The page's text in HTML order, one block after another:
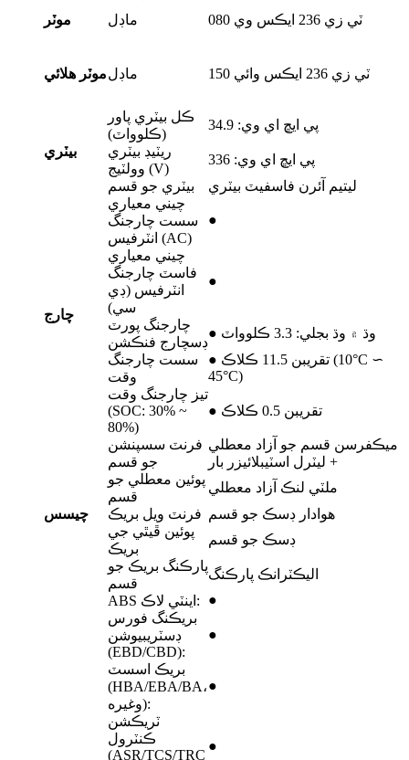
موٽر ماڊل ٽي زي 236 ايڪس وي 080
موٽر هلائيماڊل ٽي زي 236 ايڪس وائي 150
بيٽري
ڪل بيٽري پاور
(ڪلوواٽ)
پي ايڇ اي وي: 34.9
ريٽيڊ بيٽري
وولٽيج (V)
پي ايڇ اي وي: 336
بيٽري جو قسم
ليتيم آئرن فاسفيٽ بيٽري
چارج
چيني معياري
سست چارجنگ
انٽرفيس (AC)
●
چيني معياري
فاسٽ چارجنگ
انٽرفيس (ڊي
سي)
●
چارجنگ پورٽ
ڊسچارج فنڪشن
● وڌ ۾ وڌ بجلي: 3.3 ڪلوواٽ
سست چارجنگ
وقت
● تقريبن 11.5 ڪلاڪ (10°C ∽
45°C)
تيز چارجنگ وقت
(SOC: 30% ~
80%)
● تقريبن 0.5 ڪلاڪ
چيسس
فرنٽ سسپنشن
جو قسم
ميڪفرسن قسم جو آزاد معطلي
+ ليٽرل اسٽيبلائيزر بار
پوئين معطلي جو
قسم
ملٽي لنڪ آزاد معطلي
فرنٽ ويل بريڪ هوادار ڊسڪ جو قسم
پوئين ڦيٿي جي
بريڪ
ڊسڪ جو قسم
پارڪنگ بريڪ جو
قسم
اليڪٽرانڪ پارڪنگ
ABS اينٽي لاڪ:
●
بريڪنگ فورس
ڊسٽريبيوشن
(EBD/CBD):
●
بريڪ اسسٽ
(HBA/EBA/BA،
وغيره):
●
ٽريڪشن
ڪنٽرول
(ASR/TCS/TRC
●